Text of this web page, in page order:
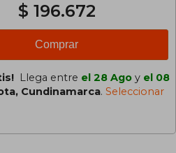
$ 196.672
Comprar
Llega entre el 28 Ago y el 08
Cundinamarca. Seleccionar